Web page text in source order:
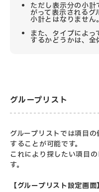
ただし表示分の小計
がって表示されるグ
小計とはなりません。
また、タイプによ
するかどうかは、全
グループリスト
グループリストでは項目
することが可能です。
これにより探したい項目
す。
【グループリスト設定画面】